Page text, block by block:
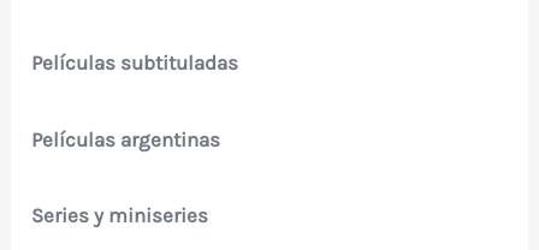
Películas subtituladas
Películas argentinas
Series y miniseries